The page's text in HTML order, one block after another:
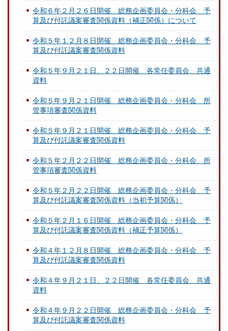
令和６年２月２６日開催 総務企画委員会・分科会 予
算及び付託議案審査関係資料（補正関係）について
令和５年１２月８日開催 総務企画委員会・分科会 予
算及び付託議案審査関係資料
令和５年９月２１日、２２日開催 各常任委員会 共通
資料
令和５年９月２１日開催 総務企画委員会・分科会 所
管事項審査関係資料
令和５年９月２１日開催 総務企画委員会・分科会 予
算及び付託議案審査関係資料
令和５年２月２２日開催 総務企画委員会・分科会 所
管事項審査関係資料
令和５年２月２２日開催 総務企画委員会・分科会 予
算及び付託議案審査関係資料（当初予算関係）
令和５年２月１６日開催 総務企画委員会・分科会 予
算及び付託議案審査関係資料（補正予算関係）
令和４年１２月８日開催 総務企画委員会・分科会 予
算及び付託議案審査関係資料
令和４年９月２１日、２２日開催 各常任委員会 共通
資料
令和４年９月２２日開催 総務企画委員会・分科会 予
算及び付託議案審査関係資料